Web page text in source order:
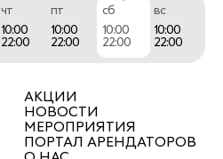
чт
10:00
22:00
пт
10:00
22:00
сб
10:00
22:00
вс
10:00
22:00
АКЦИИ
НОВОСТИ
МЕРОПРИЯТИЯ
ПОРТАЛ АРЕНДАТОРОВ